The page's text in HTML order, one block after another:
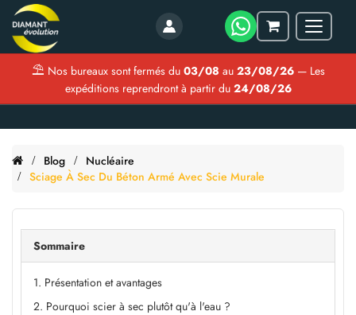
Mon
Menu
⛱ Nos bureaux sont fermés du 03/08 au 23/08/26— Les
expéditions reprendront à partir du 24/08/26
Blog
Nucléaire
Sciage À Sec Du Béton Armé Avec Scie Murale
Sommaire
1. Présentation et avantages
2. Pourquoi scier à sec plutôt qu'à l'eau ?